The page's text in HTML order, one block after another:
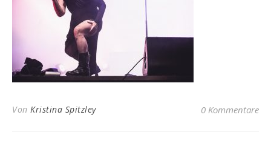
Von Kristina Spitzley 0 Kommentare